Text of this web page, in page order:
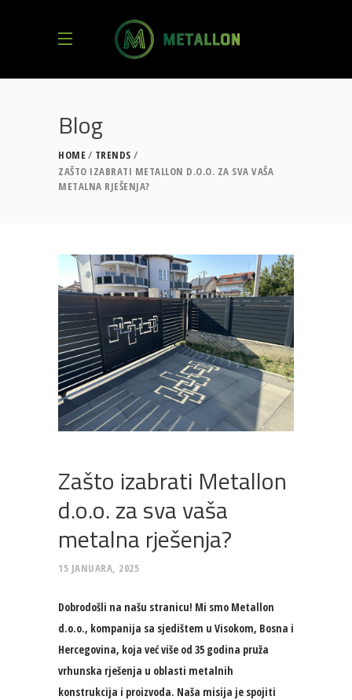
Blog
HOME
TRENDS
ZAŠTO IZABRATI METALLON D.O.O. ZA SVA VAŠA
METALNA RJEŠENJA?
Zašto izabrati Metallon
d.o.o. za sva vaša
metalna rješenja?
15 JANUARA, 2025
Dobrodošli na našu stranicu! Mi smo Metallon
d.o.o., kompanija sa sjedištem u Visokom, Bosna i
Hercegovina, koja već više od 35 godina pruža
vrhunska rješenja u oblasti metalnih
konstrukcija i proizvoda. Naša misija je spojiti